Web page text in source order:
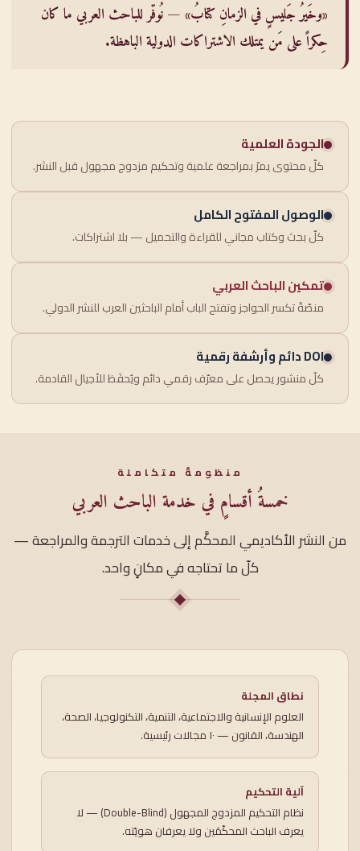
«وخَيرُ جَليسٍ في الزمانِ كتابُ» — نُوفّر للباحث العربي ما كان
حِكراً على مَن يمتلك الاشتراكات الدولية الباهظة.
الجودة العلمية
كلّ محتوى يمرّ بمراجعة علمية وتحكيم مزدوج مجهول قبل النشر.
الوصول المفتوح الكامل
كلّ بحث وكتاب مجاني للقراءة والتحميل — بلا اشتراكات.
تمكين الباحث العربي
منصّةٌ تكسر الحواجز وتفتح الباب أمام الباحثين العرب للنشر الدولي.
DOI دائم وأرشفة رقمية
كلّ منشور يحصل على معرّف رقمي دائم ويُحفَظ للأجيال القادمة.
منظومةٌ متكاملة
خمسةُ أقسامٍ في خدمة الباحث العربي
من النشر الأكاديمي المحكَّم إلى خدمات الترجمة والمراجعة —
كلّ ما تحتاجه في مكانٍ واحد.
نطاق المجلة
العلوم الإنسانية والاجتماعية، التنمية، التكنولوجيا، الصحة،
الهندسة، القانون — ١٠ مجالات رئيسية.
آلية التحكيم
نظام التحكيم المزدوج المجهول (Double-Blind) — لا
يعرف الباحث المحكّمَين ولا يعرفان هويّته.